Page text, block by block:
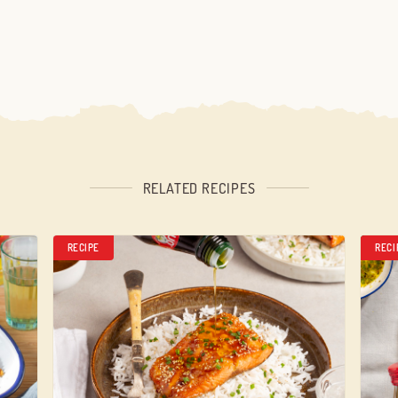
RELATED RECIPES
RECIPE